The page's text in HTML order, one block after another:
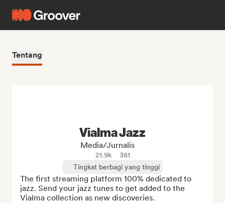
Tentang
Vialma Jazz
Media/Jurnalis
21.9k
381
Tingkat berbagi yang tinggi
The first streaming platform 100% dedicated to
jazz. Send your jazz tunes to get added to the
Vialma collection as new discoveries.